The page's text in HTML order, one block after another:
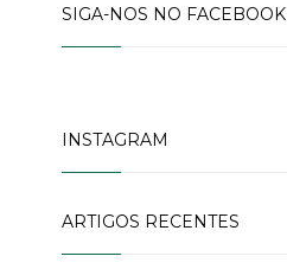
SIGA-NOS NO FACEBOOK
INSTAGRAM
ARTIGOS RECENTES